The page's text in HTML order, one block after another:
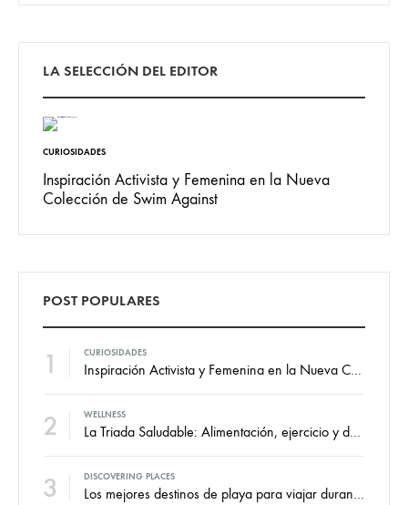
LA SELECCIÓN DEL EDITOR
CURIOSIDADES
Inspiración Activista y Femenina en la Nueva
Colección de Swim Against
POST POPULARES
1 CURIOSIDADES
Inspiración Activista y Femenina en la Nueva Colección de Swim Against
2 WELLNESS
La Triada Saludable: Alimentación, ejercicio y descanso.
3 DISCOVERING PLACES
Los mejores destinos de playa para viajar durante todo el año.